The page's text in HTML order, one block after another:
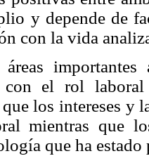
y depende de
con la vida
con el rol
los intereses y
mientras que
que ha